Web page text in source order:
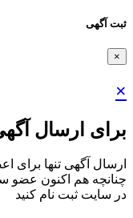
ثبت آگهی
×
×
برای ارسال
ارسال آگهی تنها برای
چنانچه هم‌ اکنون عضو
در سایت ثبت نام کنید